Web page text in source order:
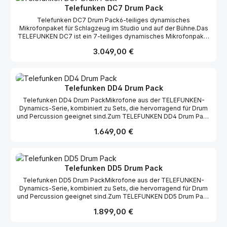
Kunststoffhalterung2 x M60 FET mit Shockmount6 x XLR Kabel
mit WinkelsteckerFlightcase
Telefunken DC7 Drum Pack
Telefunken DC7 Drum Pack6-teiliges dynamisches
Mikrofonpaket für Schlagzeug im Studio und auf der Bühne.Das
TELEFUNKEN DC7 ist ein 7-teiliges dynamisches Mikrofonpaket
umfassen das M82 für die Kick Drum, das M80-SH für die Snare,
Kunststoffhalterung3 x M81-SH mit Metall- und
Kunststoffhalterung2 x M60 FET mit Shockmount7 x XLR Kabel
mit WinkelsteckerFlightcase
Regulärer Preis:
3.049,00 €
Telefunken DD4 Drum Pack
Telefunken DD4 Drum PackMikrofone aus der TELEFUNKEN-
Dynamics-Serie, kombiniert zu Sets, die hervorragend für Drum
und Percussion geeignet sind.Zum TELEFUNKEN DD4 Drum Pack
M80-SH für die Snare sowie zwei TELEFUNKEN M81-SH-
(Kunststoff und Metall) sowie mit vier 5m-XLR-Kabeln mit
rechtwinkligem Stecker ausgeliefert. Das Drum Pack
TELEFUNKEN DD5 enthält ein TELEFUNKEN M82, ein
TELEFUNKEN M80-SH und drei TELEFUNKEN M81-SH-
Mikrofone.Das DD4 Drum-Set besteht aus:1 TELEFUNKEN M82
mit Halterung1 TELEFUNKEN M80-SHB mit Halterung (Metall) und
(Metall) und Halterung (Kunststoff)4 x SGMC-5R XLR-Kabel (5 m)
Regulärer Preis:
1.649,00 €
Telefunken DD5 Drum Pack
Telefunken DD5 Drum PackMikrofone aus der TELEFUNKEN-
Dynamics-Serie, kombiniert zu Sets, die hervorragend für Drum
und Percussion geeignet sind.Zum TELEFUNKEN DD5 Drum Pack
M80-SH für die Snare sowie drei TELEFUNKEN M81-SH-
Regulärer Preis:
1.899,00 €